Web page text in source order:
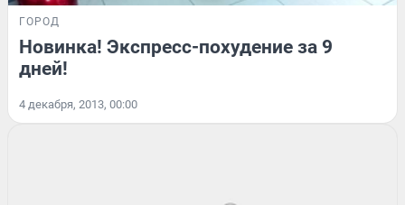
ГОРОД
Новинка! Экспресс-похудение за 9
дней!
4 декабря, 2013, 00:00